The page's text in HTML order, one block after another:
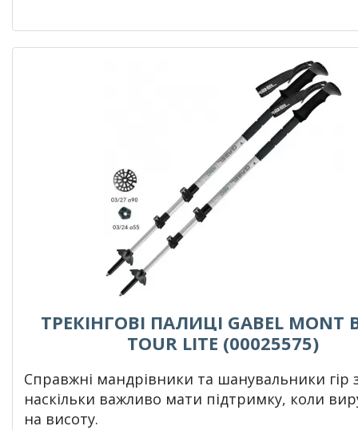
ТРЕКІНГОВІ ПАЛИЦІ GABEL MONT
TOUR LITE (00025575)
Справжні мандрівники та шанувальники гір
наскільки важливо мати підтримку, коли
на висоту.